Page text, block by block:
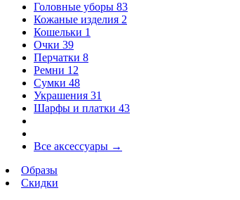
Головные уборы 83
Кожаные изделия 2
Кошельки 1
Очки 39
Перчатки 8
Ремни 12
Сумки 48
Украшения 31
Шарфы и платки 43
Все аксессуары →
Образы
Скидки